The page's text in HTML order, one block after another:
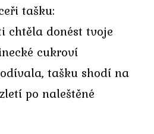
tašku:
chtěla donést tvoje
cukroví
tašku shodí na
po naleštěné